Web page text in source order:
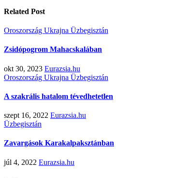
Related Post
Oroszország Ukrajna Üzbegisztán
Zsidópogrom Mahacskalában
okt 30, 2023 Eurazsia.hu
Oroszország Ukrajna Üzbegisztán
A szakrális hatalom tévedhetetlen
szept 16, 2022 Eurazsia.hu
Üzbegisztán
Zavargások Karakalpaksztánban
júl 4, 2022 Eurazsia.hu